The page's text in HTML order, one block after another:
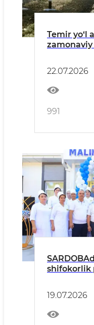
Temir yo‘l
22.07.2026
991
shifokorlik
19.07.2026